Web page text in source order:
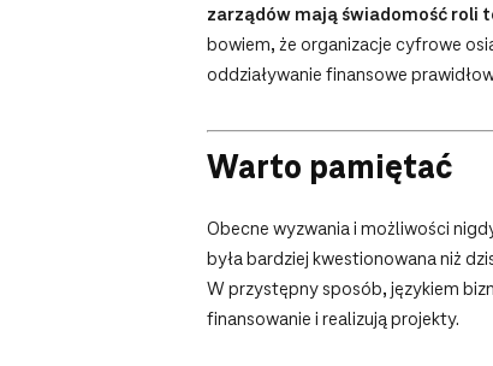
zarządów mają świadomość roli
bowiem, że organizacje cyfrowe
oddziaływanie finansowe
Warto pamiętać
Obecne wyzwania i możliwości
była bardziej kwestionowana niż
W przystępny sposób, językiem
finansowanie i realizują projekty.